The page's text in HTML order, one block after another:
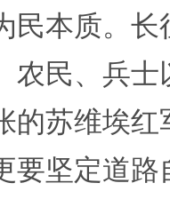
民本质。
农民、兵
的苏维埃
要坚定道